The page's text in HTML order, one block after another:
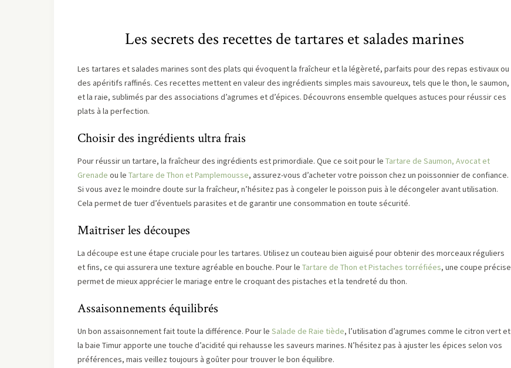
Les secrets des recettes de tartares et salades marines
Les tartares et salades marines sont des plats qui évoquent la fraîcheur et la légèreté, parfaits pour des repas estivaux ou
des apéritifs raffinés. Ces recettes mettent en valeur des ingrédients simples mais savoureux, tels que le thon, le saumon,
et la raie, sublimés par des associations d’agrumes et d’épices. Découvrons ensemble quelques astuces pour réussir ces
plats à la perfection.
Choisir des ingrédients ultra frais
Pour réussir un tartare, la fraîcheur des ingrédients est primordiale. Que ce soit pour le Tartare de Saumon, Avocat et
Grenade ou le Tartare de Thon et Pamplemousse, assurez-vous d’acheter votre poisson chez un poissonnier de confiance.
Si vous avez le moindre doute sur la fraîcheur, n’hésitez pas à congeler le poisson puis à le décongeler avant utilisation.
Cela permet de tuer d’éventuels parasites et de garantir une consommation en toute sécurité.
Maîtriser les découpes
La découpe est une étape cruciale pour les tartares. Utilisez un couteau bien aiguisé pour obtenir des morceaux réguliers
et fins, ce qui assurera une texture agréable en bouche. Pour le Tartare de Thon et Pistaches torréfiées, une coupe précise
permet de mieux apprécier le mariage entre le croquant des pistaches et la tendreté du thon.
Assaisonnements équilibrés
Un bon assaisonnement fait toute la différence. Pour le Salade de Raie tiède, l’utilisation d’agrumes comme le citron vert et
la baie Timur apporte une touche d’acidité qui rehausse les saveurs marines. N’hésitez pas à ajuster les épices selon vos
préférences, mais veillez toujours à goûter pour trouver le bon équilibre.